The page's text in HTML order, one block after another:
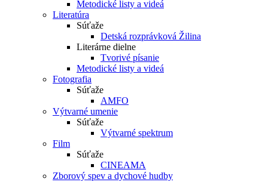
Metodické listy a videá
Literatúra
Súťaže
Detská rozprávková Žilina
Literárne dielne
Tvorivé písanie
Metodické listy a videá
Fotografia
Súťaže
AMFO
Výtvarné umenie
Súťaže
Výtvarné spektrum
Film
Súťaže
CINEAMA
Zborový spev a dychové hudby